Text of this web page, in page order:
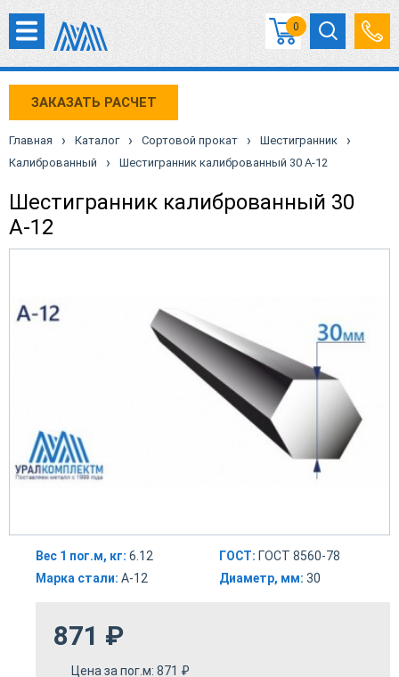
0
ЗАКАЗАТЬ РАСЧЕТ
Главная › Каталог › Сортовой прокат › Шестигранник ›
Калиброванный › Шестигранник калиброванный 30 А-12
Шестигранник калиброванный 30
А-12
Вес 1 пог.м, кг: 6.12
Марка стали: А-12
ГОСТ: ГОСТ 8560-78
Диаметр, мм: 30
871 ₽
Цена за пог.м: 871 ₽